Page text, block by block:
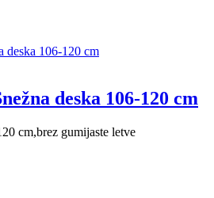
deska 106-120 cm
cm,brez gumijaste letve